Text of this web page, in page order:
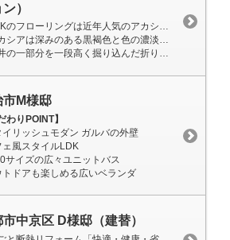
）
・LDKのフローリングは近年人気のアカシアを使用しました。
みのある黒褐色と色の濃淡が特徴で独特なテイストを醸し出すことができます。
部分を一段高く掘り込んだ折り上げ天井で奥行き・開放感を演出しました。
市M様邸
わりPOINT】
イリッシュモダン ガルバの外壁
ェ風スタイルLDK
サイズの広々ユニットバス
トドアも楽しめる広いベランダ
中京区 D様邸（建替）